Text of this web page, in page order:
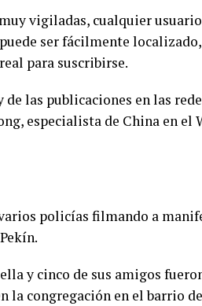
vigiladas, cualquier
ser fácilmente
para suscribirse.
las publicaciones en las
especialista de China en el
policías filmando a
y cinco de sus amigos
la congregación en el barrio